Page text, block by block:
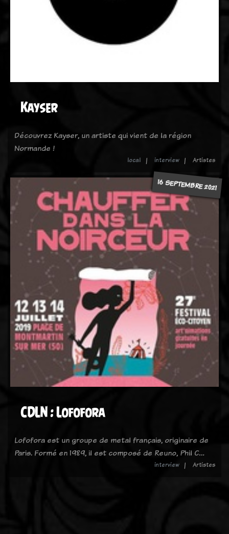
Kayser
Découvrez Kayser, un artiste qui vient de la région
Normande !
local interview Artistes
16 SEPTEMBRE 2021
CDLN : Lofofora
Lofofora est un groupe de metal français, originaire de
Paris. Formé en 1989, il est composé de Reuno, Phil C…
interview Artistes